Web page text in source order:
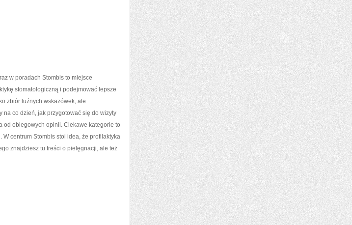
w poradach Stombis to miejsce
stomatologiczną i podejmować lepsze
zbiór luźnych wskazówek, ale
na co dzień, jak przygotować się do wizyty
od obiegowych opinii. Ciekawe kategorie to
centrum Stombis stoi idea, że profilaktyka
znajdziesz tu treści o pielęgnacji, ale też